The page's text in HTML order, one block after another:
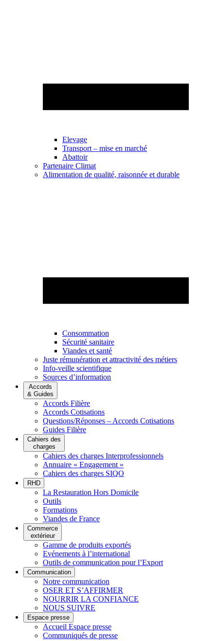
Elevage
Transport – mise en marché
Abattoir
Partenaire Climat
Alimentation de qualité, raisonnée et durable
Consommation
Sécurité sanitaire
Viandes et santé
Juste rémunération et attractivité des métiers
Info-veille scientifique
Sources d’information
Accords
& Guides
Accords Filière
Accords Cotisations
Questions/Réponses – Accords Cotisations
Guides Filière
Cahiers des
charges
Cahiers des charges Interprofessionnels
Annuaire « Engagement »
Cahiers des charges SIQO
RHD
La Restauration Hors Domicile
Outils
Formations
Viandes de France
Commerce
extérieur
Gamme de produits exportés
Evénements à l’international
Outils de communication pour l’Export
Communication
Notre communication
OSER ET S’AFFIRMER
NOURRIR LA CONFIANCE
NOUS SUIVRE
Espace presse
Accueil Espace presse
Communiqués de presse